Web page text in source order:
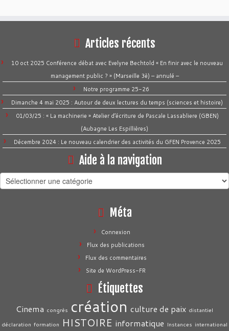
Articles récents
10 oct 2025 Conférence débat avec Evelyne Bechtold « En finir avec le nouveau
management public ? » (Marseille 3è) – annulé –
Notre programme 25-26
Dimanche 4 mai 2025 : Autour de deux lectures du temps (sciences et histoire)
01/03/25 : « La machinerie » Atelier d’écriture de Pascale Lassabliere (GBEN)
(Aubagne Les Espillières)
Décembre 2024 : Le nouveau calendrier des activités du GFEN Provence 2025
Aide à la navigation
Aide
à
Méta
Connexion
Flux des publications
Flux des commentaires
Site de WordPress-FR
Étiquettes
Cinema congrès création culture de paix distantiel
déclaration formation HISTOIRE informatique Instances international